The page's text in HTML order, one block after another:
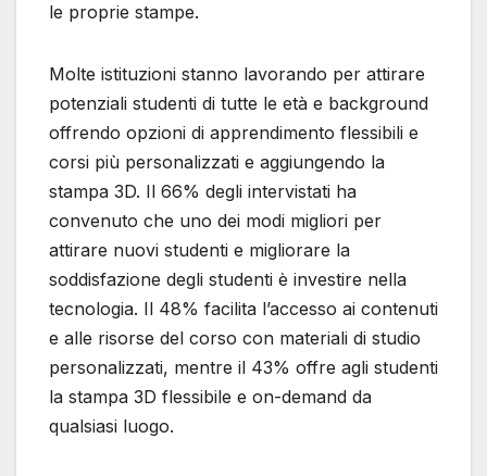
le proprie stampe.
Molte istituzioni stanno lavorando per attirare
potenziali studenti di tutte le età e background
offrendo opzioni di apprendimento flessibili e
corsi più personalizzati e aggiungendo la
stampa 3D. Il 66% degli intervistati ha
convenuto che uno dei modi migliori per
attirare nuovi studenti e migliorare la
soddisfazione degli studenti è investire nella
tecnologia. Il 48% facilita l’accesso ai contenuti
e alle risorse del corso con materiali di studio
personalizzati, mentre il 43% offre agli studenti
la stampa 3D flessibile e on-demand da
qualsiasi luogo.